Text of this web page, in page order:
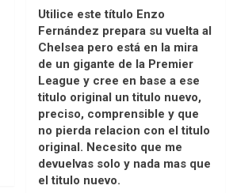
Utilice este título Enzo
Fernández prepara su vuelta al
Chelsea pero está en la mira
de un gigante de la Premier
League y cree en base a ese
titulo original un titulo nuevo,
preciso, comprensible y que
no pierda relacion con el titulo
original. Necesito que me
devuelvas solo y nada mas que
el titulo nuevo.